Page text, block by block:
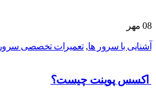
08 مهر
آشنایی با سرور ها,تعمیرات تخصصی سرور
اکسس پوینت چیست؟